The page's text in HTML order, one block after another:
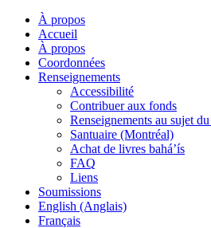
À propos
Accueil
À propos
Coordonnées
Renseignements
Accessibilité
Contribuer aux fonds
Renseignements au sujet
Santuaire (Montréal)
Achat de livres bahá’ís
FAQ
Liens
Soumissions
English (Anglais)
Français